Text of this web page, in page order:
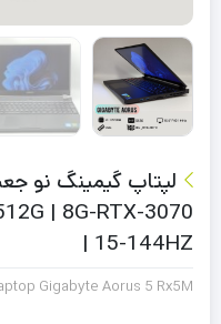
| 8G-RTX-3070
| 15-144HZ
Gigabyte Aorus 5 Rx5M